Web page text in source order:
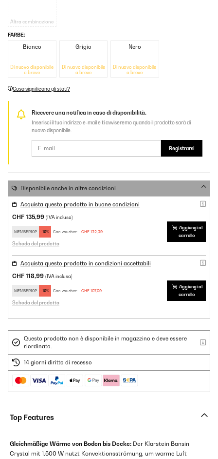
Altra combinazione
FARBE:
Bianco
Di nuovo disponibile
a breve
Grigio
Di nuovo disponibile
a breve
Nero
Di nuovo disponibile
a breve
Cosa significano gli stati?
Ricevere una notifica in caso di disponibilità.
Inserisci il tuo indirizzo e-mail e ti avviseremo quando il prodotto sarà di
nuovo disponibile.
Registrarsi
Disponibile anche in altre condizioni
Acquista questo prodotto in buone condizioni
CHF 135,99 (IVA inclusa)
MEMBER10P -10% Con voucher: CHF 122,39
Scheda del prodotto
Aggiungi al
carrello
Acquista questo prodotto in condizioni accettabili
CHF 118,99 (IVA inclusa)
MEMBER10P -10% Con voucher: CHF 107,09
Scheda del prodotto
Aggiungi al
carrello
Questo prodotto non è disponibile in magazzino e deve essere
riordinato.
14 giorni diritto di recesso
Top Features
Gleichmäßige Wärme von Boden bis Decke: Der Klarstein Bansin
Crystal mit 1.500 W nutzt Konvektionsströmung, um warme Luft